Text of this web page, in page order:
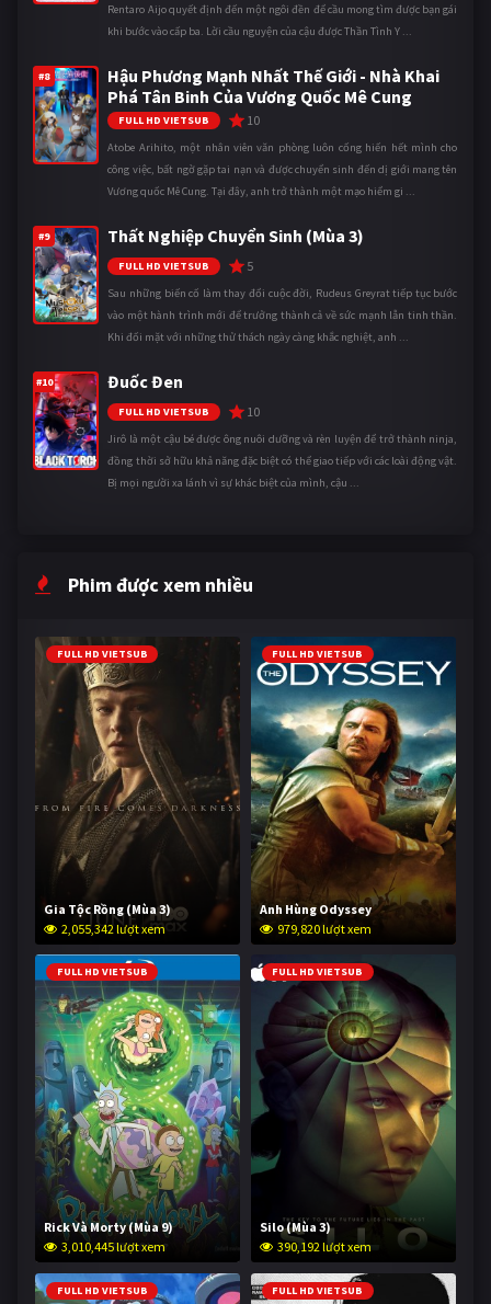
Rentaro Aijo quyết định đến một ngôi đền để cầu mong tìm được bạn gái
khi bước vào cấp ba. Lời cầu nguyện của cậu được Thần Tình Y ...
#8
Hậu Phương Mạnh Nhất Thế Giới - Nhà Khai
Phá Tân Binh Của Vương Quốc Mê Cung
FULL HD VIETSUB 10
Atobe Arihito, một nhân viên văn phòng luôn cống hiến hết mình cho
công việc, bất ngờ gặp tai nạn và được chuyển sinh đến dị giới mang tên
Vương quốc Mê Cung. Tại đây, anh trở thành một mạo hiểm gi ...
#9 Thất Nghiệp Chuyển Sinh (Mùa 3)
FULL HD VIETSUB 5
Sau những biến cố làm thay đổi cuộc đời, Rudeus Greyrat tiếp tục bước
vào một hành trình mới để trưởng thành cả về sức mạnh lẫn tinh thần.
Khi đối mặt với những thử thách ngày càng khắc nghiệt, anh ...
#10 Đuốc Đen
FULL HD VIETSUB 10
Jirô là một cậu bé được ông nuôi dưỡng và rèn luyện để trở thành ninja,
đồng thời sở hữu khả năng đặc biệt có thể giao tiếp với các loài động vật.
Bị mọi người xa lánh vì sự khác biệt của mình, cậu ...
Phim được xem nhiều
FULL HD VIETSUB
Gia Tộc Rồng (Mùa 3)
2,055,342 lượt xem
FULL HD VIETSUB
Anh Hùng Odyssey
979,820 lượt xem
FULL HD VIETSUB
Rick Và Morty (Mùa 9)
3,010,445 lượt xem
FULL HD VIETSUB
Silo (Mùa 3)
390,192 lượt xem
FULL HD VIETSUB FULL HD VIETSUB